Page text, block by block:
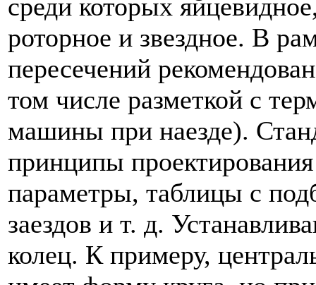
среди которых
роторное и звездное. В
пересечений
том числе разметкой с
машины при наезде).
принципы
параметры, таблицы с
заездов и т. д.
колец. К примеру,